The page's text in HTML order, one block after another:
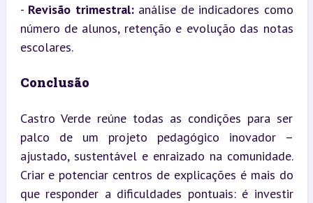
- Revisão trimestral: análise de indicadores como
número de alunos, retenção e evolução das notas
escolares.
Conclusão
Castro Verde reúne todas as condições para ser
palco de um projeto pedagógico inovador –
ajustado, sustentável e enraizado na comunidade.
Criar e potenciar centros de explicações é mais do
que responder a dificuldades pontuais: é investir